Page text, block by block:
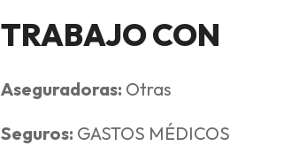
TRABAJO CON
Aseguradoras: Otras
Seguros: GASTOS MÉDICOS